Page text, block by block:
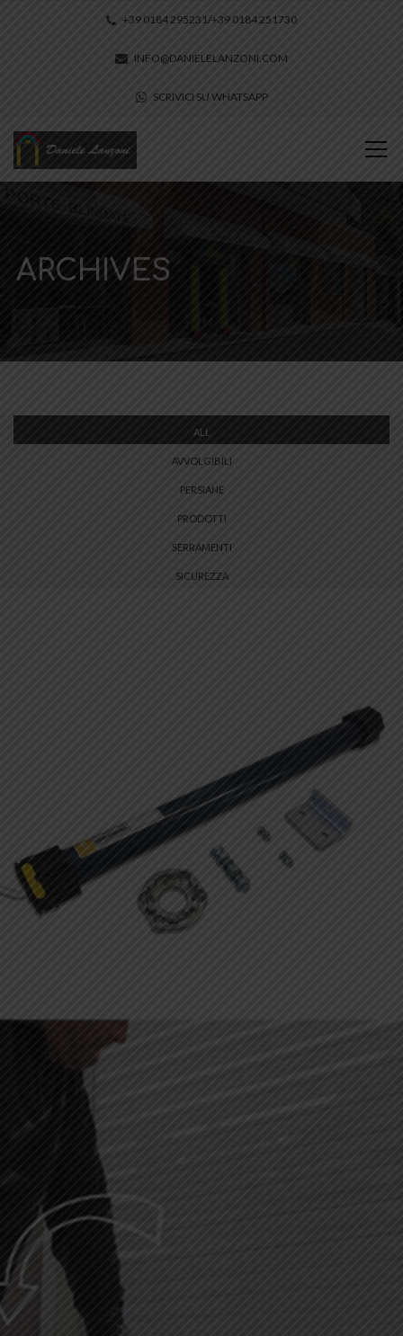
+39 0184 295231/+39 0184 251730
INFO@DANIELELANZONI.COM
SCRIVICI SU WHATSAPP
ARCHIVES
ALL
AVVOLGIBILI
PERSIANE
PRODOTTI
SERRAMENTI
SICUREZZA
MOTORIZZATE